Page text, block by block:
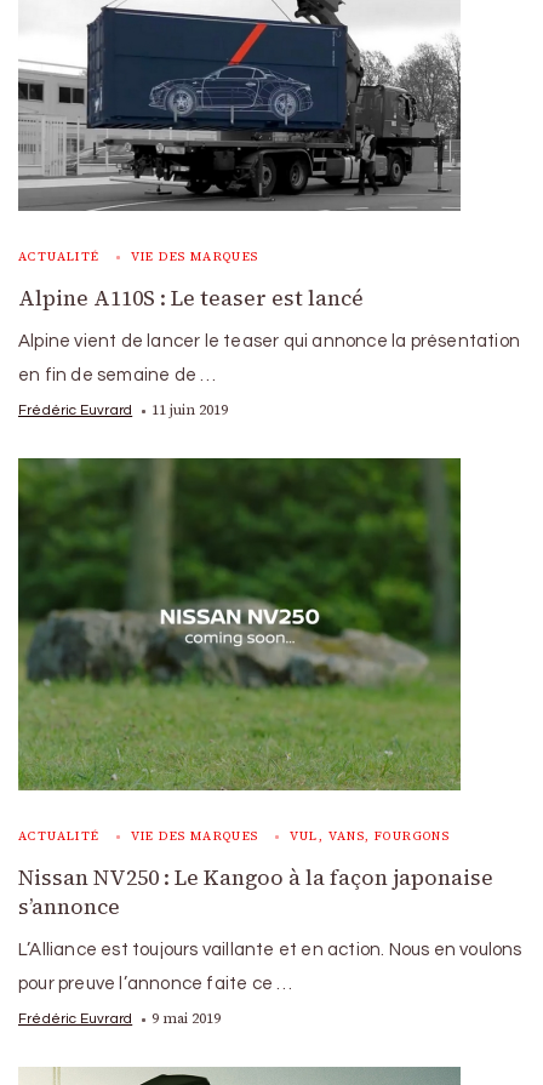
ACTUALITÉ VIE DES MARQUES
Alpine A110S : Le teaser est lancé
Alpine vient de lancer le teaser qui annonce la présentation
en fin de semaine de …
Frédéric Euvrard 11 juin 2019
ACTUALITÉ VIE DES MARQUES VUL, VANS, FOURGONS
Nissan NV250 : Le Kangoo à la façon japonaise
s’annonce
L’Alliance est toujours vaillante et en action. Nous en voulons
pour preuve l’annonce faite ce …
Frédéric Euvrard 9 mai 2019